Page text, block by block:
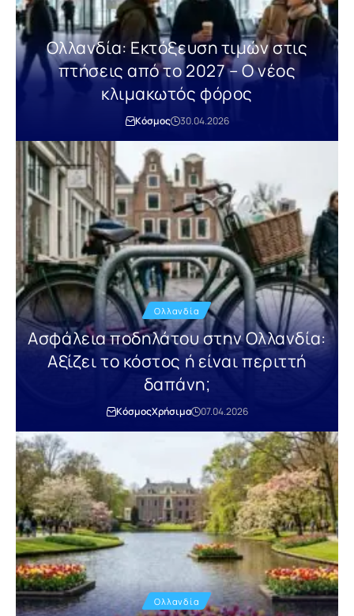
Ολλανδία: Εκτόξευση τιμών στις
πτήσεις από το 2027 – Ο νέος
κλιμακωτός φόρος
Κόσμος 30.04.2026
Ολλανδία
Ασφάλεια ποδηλάτου στην Ολλανδία:
Αξίζει το κόστος ή είναι περιττή
δαπάνη;
ΚόσμοςΧρήσιμα 07.04.2026
Ολλανδία